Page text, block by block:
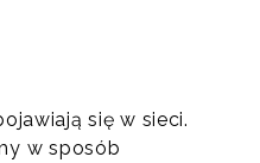
się w sieci.
w sposób